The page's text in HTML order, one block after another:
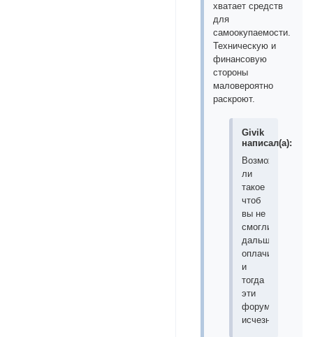
хватает средств
для
самоокупаемости.
Техническую и
финансовую
стороны
маловероятно
раскроют.
Givik
написал(а):
Возможно
ли
такое
чтоб
вы не
смогли
дальше
оплачивать
и
тогда
эти
форумы
исчезнут?